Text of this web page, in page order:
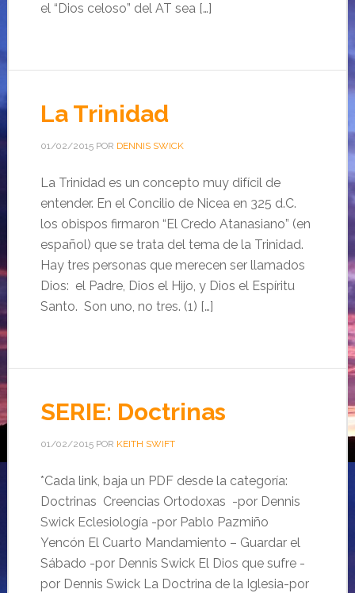
el “Dios celoso” del AT sea […]
La Trinidad
01/02/2015POR DENNIS SWICK
La Trinidad es un concepto muy difícil de
entender. En el Concilio de Nicea en 325 d.C.
los obispos firmaron “El Credo Atanasiano” (en
español) que se trata del tema de la Trinidad.
Hay tres personas que merecen ser llamados
Dios: el Padre, Dios el Hijo, y Dios el Espíritu
Santo. Son uno, no tres. (1) […]
SERIE: Doctrinas
01/02/2015POR KEITH SWIFT
*Cada link, baja un PDF desde la categoría:
Doctrinas Creencias Ortodoxas -por Dennis
Swick Eclesiología -por Pablo Pazmiño
Yencón El Cuarto Mandamiento – Guardar el
Sábado -por Dennis Swick El Dios que sufre -
por Dennis Swick La Doctrina de la Iglesia-por